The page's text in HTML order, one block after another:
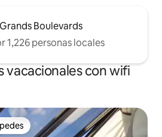
Boulevards
1,226 personas locales
vacacionales con wifi
preferido